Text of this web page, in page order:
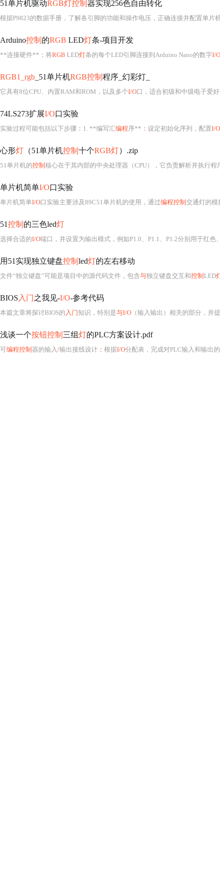
51单片机驱动RGB灯控制 器实现256色自由转化
根据P9823的数据手册，了解各引脚的功能和操作电压，正确连接并配置单片
Arduino控制 的RGB LED灯条-项目开发
**连接硬件** ： 将RGB LED灯条的每个LED引脚连接到Arduino Nano的数字I/O
RGB1_rgb _51单片机RGB控制 程序_幻彩灯_
它具有8位CPU、内置RAM和ROM，以及多个I/O口，适合初级和中级电子爱
74LS273扩展I/O口实验
实验过程可能包括以下步骤 ： 1. **编写汇编程序** ： 设定初始化序列，配置I/O
心形灯 （51单片机控制 十个RGB灯）.zip
51单片机的控制 核心在于其内部的中央处理器（CPU），它负责解析并执行程序指令。在这个项目中，我们需要编
单片机简单I/O口实验
单片机简单I/O口实验主要涉及89C51单片机的使用，通过编程控制 交通灯的模
51控制 的三色led灯
选择合适的I/O端口，并设置为输出模式，例如P1.0、P1.1、P1.2分别用于红色、绿
用51实现独立键盘控制 led灯的左右移动
文件“独立键盘”可能是项目中的源代码文件，包含与独立键盘交互和控制 LED
BIOS 入门之我见-I/O-参考代码
本篇文章将探讨BIOS的 入门知识，特别是与I/O （输入输出）相关的部分，并提供
浅谈一个按钮控制 三组灯的PLC方案设计.pdf
可编程控制 器的输入/输出接线设计 ： 根据I/O分配表，完成对PLC输入和输出